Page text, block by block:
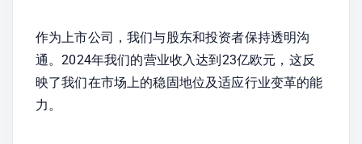
作为上市公司，我们与股东和投资者保持透明沟
通。2024年我们的营业收入达到23亿欧元，这反
映了我们在市场上的稳固地位及适应行业变革的能
力。